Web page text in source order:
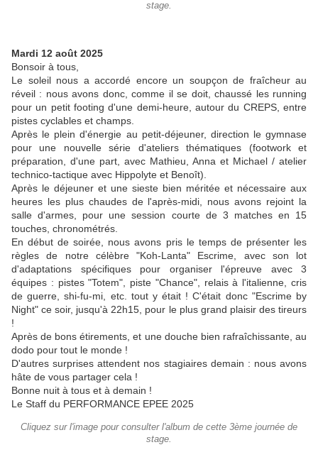
stage.
Mardi 12 août 2025
Bonsoir à tous,
Le soleil nous a accordé encore un soupçon de fraîcheur au
réveil : nous avons donc, comme il se doit, chaussé les running
pour un petit footing d'une demi-heure, autour du CREPS, entre
pistes cyclables et champs.
Après le plein d'énergie au petit-déjeuner, direction le gymnase
pour une nouvelle série d'ateliers thématiques (footwork et
préparation, d'une part, avec Mathieu, Anna et Michael / atelier
technico-tactique avec Hippolyte et Benoît).
Après le déjeuner et une sieste bien méritée et nécessaire aux
heures les plus chaudes de l'après-midi, nous avons rejoint la
salle d'armes, pour une session courte de 3 matches en 15
touches, chronométrés.
En début de soirée, nous avons pris le temps de présenter les
règles de notre célèbre "Koh-Lanta" Escrime, avec son lot
d'adaptations spécifiques pour organiser l'épreuve avec 3
équipes : pistes "Totem", piste "Chance", relais à l'italienne, cris
de guerre, shi-fu-mi, etc. tout y était ! C'était donc "Escrime by
Night" ce soir, jusqu'à 22h15, pour le plus grand plaisir des tireurs
!
Après de bons étirements, et une douche bien rafraîchissante, au
dodo pour tout le monde !
D'autres surprises attendent nos stagiaires demain : nous avons
hâte de vous partager cela !
Bonne nuit à tous et à demain !
Le Staff du PERFORMANCE EPEE 2025
Cliquez sur l'image pour consulter l'album de cette 3ème journée de
stage.